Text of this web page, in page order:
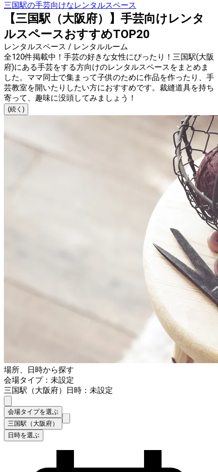
三国駅の手芸向けなレンタルスペース
【三国駅（大阪府）】手芸向けレンタ
ルスペースおすすめTOP20
レンタルスペース / レンタルルーム
全120件掲載中！手芸の好きな女性にぴったり！三国駅(大阪
府)にある手芸をする方向けのレンタルスペースをまとめま
した。ママ同士で集まって子供のために作品を作ったり、手
芸教室を開いたりしたい方におすすめです。裁縫道具を持ち
寄って、趣味に没頭してみましょう！
(続く)
場所、日時から探す
会場タイプ：未設定
三国駅（大阪府）
日時：未設定
会場タイプを選ぶ
三国駅（大阪府）
日時を選ぶ